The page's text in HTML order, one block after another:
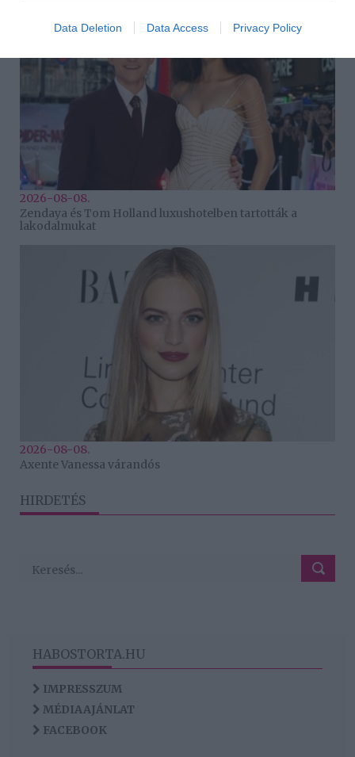
Data Deletion Data Access Privacy Policy
2026-08-08.
Zendaya és Tom Holland luxushotelben tartották a
lakodalmukat
2026-08-08.
Axente Vanessa várandós
HIRDETÉS
HABOSTORTA.HU
IMPRESSZUM
MÉDIAAJÁNLAT
FACEBOOK